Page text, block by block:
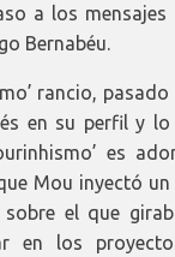
a los
Bernabéu.
rancio,
en su perfil y lo
es
Mou inyectó un
el que
en los